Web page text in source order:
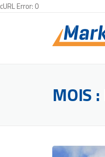
cURL Error: 0
MOIS :